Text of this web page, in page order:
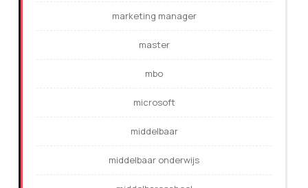
marketing manager
master
mbo
microsoft
middelbaar
middelbaar onderwijs